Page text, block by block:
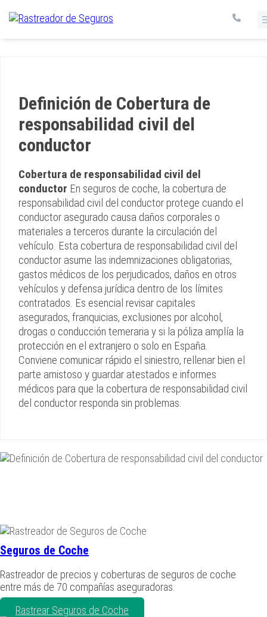
Definición de Cobertura de
responsabilidad civil del
conductor
Cobertura de responsabilidad civil del
conductor En seguros de coche, la cobertura de
responsabilidad civil del conductor protege cuando el
conductor asegurado causa daños corporales o
materiales a terceros durante la circulación del
vehículo. Esta cobertura de responsabilidad civil del
conductor asume las indemnizaciones obligatorias,
gastos médicos de los perjudicados, daños en otros
vehículos y defensa jurídica dentro de los límites
contratados. Es esencial revisar capitales
asegurados, franquicias, exclusiones por alcohol,
drogas o conducción temeraria y si la póliza amplía la
protección en el extranjero o solo en España.
Conviene comunicar rápido el siniestro, rellenar bien el
parte amistoso y guardar atestados e informes
médicos para que la cobertura de responsabilidad civil
del conductor responda sin problemas.
Seguros de Coche
Rastreador de precios y coberturas de seguros de coche
entre más de 70 compañías aseguradoras.
Rastrear Seguros de Coche